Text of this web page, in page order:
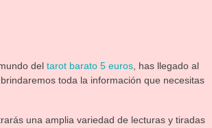
del tarot barato 5 euros , has llegado al
toda la información que necesitas
una amplia variedad de lecturas y tiradas